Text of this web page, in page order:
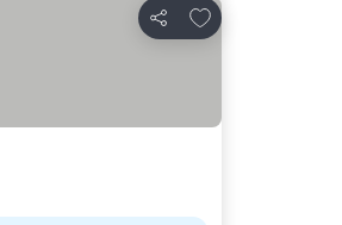
Teilen
Zu Favoriten